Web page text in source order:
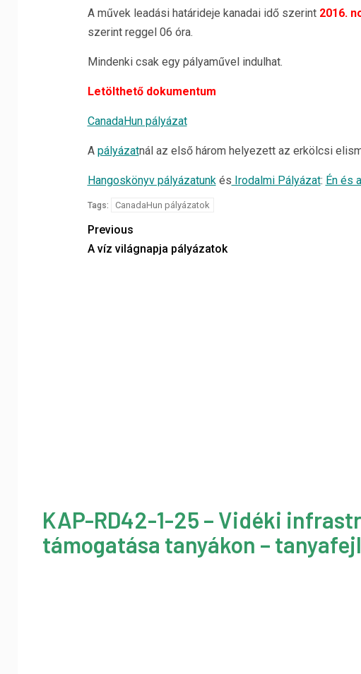
A művek leadási határideje kanadai idő szerint 2016.
szerint reggel 06 óra.
Mindenki csak egy pályaművel indulhat.
Letölthető dokumentum
CanadaHun pályázat
A pályázatnál az első három helyezett az erkölcsi
Hangoskönyv pályázatunkés Irodalmi Pályázat: Én és
Tags: CanadaHun pályázatok
Previous
A víz világnapja pályázatok
KAP-RD42-1-25 – Vidéki
támogatása tanyákon –